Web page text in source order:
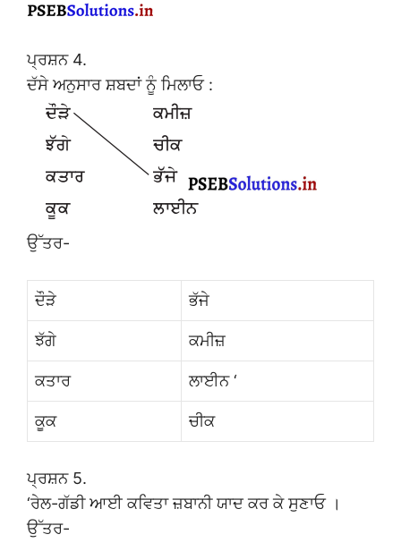
ਪ੍ਰਸ਼ਨ 4.
ਦੱਸੇ ਅਨੁਸਾਰ ਸ਼ਬਦਾਂ ਨੂੰ ਮਿਲਾਓ :
ਉੱਤਰ-
ਦੌੜੇ ਭੱਜੇ
ਝੱਗੇ ਕਮੀਜ਼
ਕਤਾਰ ਲਾਈਨ ‘
ਕੂਕ ਚੀਕ
ਪ੍ਰਸ਼ਨ 5.
‘ਰੇਲ-ਗੱਡੀ ਆਈ ਕਵਿਤਾ ਜ਼ਬਾਨੀ ਯਾਦ ਕਰ ਕੇ ਸੁਣਾਓ ।
ਉੱਤਰ-